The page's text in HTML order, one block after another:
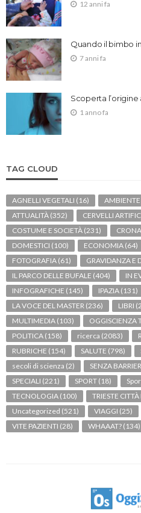
12 anni fa
Quando il bimbo
7 anni fa
Scoperta
1 anno fa
TAG CLOUD
AGNELLI VEGETALI (16) AMBIENTE
ATTUALITÀ (352) CERVELLI
COSTUME E SOCIETÀ (231)
DOMESTICI (100) ECONOMIA (64)
FOTOGRAFIA (61) GRAVIDANZA E
IL PARCO DELLE BUFALE (404) IN
INFOGRAFICHE (145) IPAZIA (131)
LA VOCE DEL MASTER (236) LIBRI
MULTIMEDIA (103) OGGISCIENZA
POLITICA (158) ricerca (2083)
RUBRICHE (154) SALUTE (798)
secoli di scienza (2) SENZA
SPECIALI (221) SPORT (18)
TECNOLOGIA (100) TRIESTE
Uncategorized (521) VIAGGI (25)
VITE PAZIENTI (28) WHAAAT? (134)